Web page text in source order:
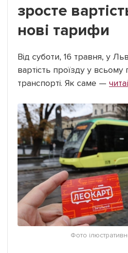
зросте
нові тарифи
Від суботи, 16 травня, у
вартість проїзду у
транспорті. Як саме —
Фото